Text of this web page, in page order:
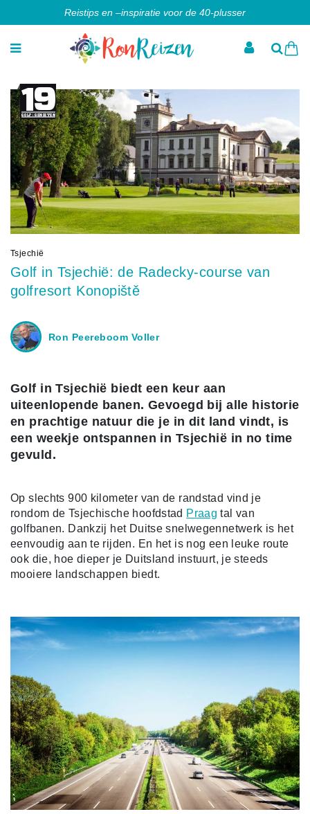
Reistips en –inspiratie voor de 40-plusser
Tsjechië
Golf in Tsjechië: de Radecky-course van
golfresort Konopiště
Ron Peereboom Voller
Golf in Tsjechië biedt een keur aan
uiteenlopende banen. Gevoegd bij alle historie
en prachtige natuur die je in dit land vindt, is
een weekje ontspannen in Tsjechië in no time
gevuld.
Op slechts 900 kilometer van de randstad vind je
rondom de Tsjechische hoofdstad Praag tal van
golfbanen. Dankzij het Duitse snelwegennetwerk is het
eenvoudig aan te rijden. En het is nog een leuke route
ook die, hoe dieper je Duitsland instuurt, je steeds
mooiere landschappen biedt.